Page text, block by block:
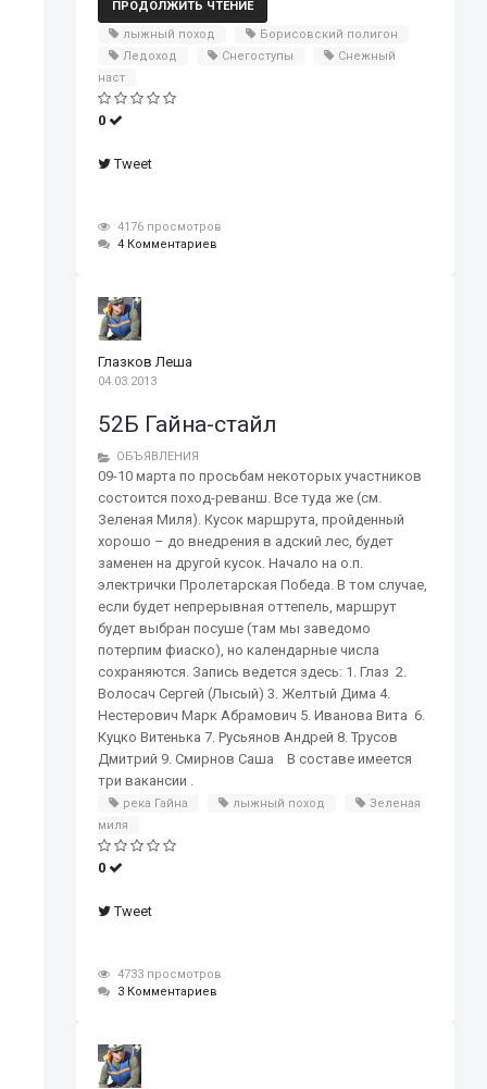
ПРОДОЛЖИТЬ ЧТЕНИЕ
лыжный поход
Борисовский полигон
Ледоход
Снегоступы
Снежный
наст
0
Tweet
4176 просмотров
4 Комментариев
Глазков Леша
04.03.2013
52Б Гайна-стайл
ОБЪЯВЛЕНИЯ
09-10 марта по просьбам некоторых участников
состоится поход-реванш. Все туда же (см.
Зеленая Миля). Кусок маршрута, пройденный
хорошо – до внедрения в адский лес, будет
заменен на другой кусок. Начало на о.п.
электрички Пролетарская Победа. В том случае,
если будет непрерывная оттепель, маршрут
будет выбран посуше (там мы заведомо
потерпим фиаско), но календарные числа
сохраняются. Запись ведется здесь: 1. Глаз 2.
Волосач Сергей (Лысый) 3. Желтый Дима 4.
Нестерович Марк Абрамович 5. Иванова Вита 6.
Куцко Витенька 7. Русьянов Андрей 8. Трусов
Дмитрий 9. Смирнов Саша В составе имеется
три вакансии .
река Гайна лыжный поход
Зеленая
миля
0
Tweet
4733 просмотров
3 Комментариев